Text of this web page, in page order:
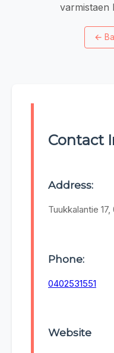
varmistaen
←
Contact
Address:
Tuukkalantie
Phone:
0402531551
Website